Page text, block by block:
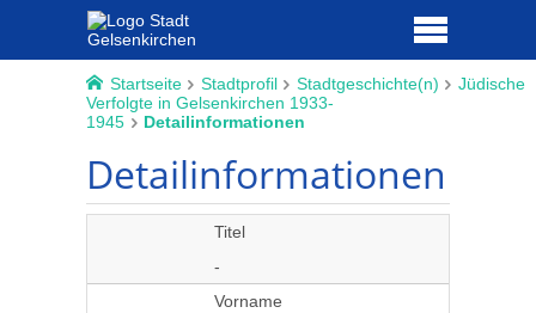
Startseite Stadtprofil Stadtgeschichte(n)
Jüdische
Verfolgte in Gelsenkirchen 1933-
1945
Detailinformationen
Detailinformationen
Titel
-
Vorname